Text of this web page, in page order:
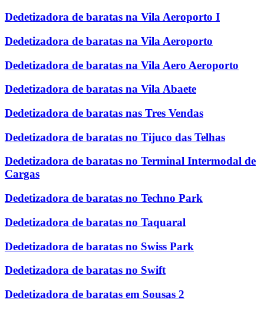
Dedetizadora de baratas na Vila Aeroporto I
Dedetizadora de baratas na Vila Aeroporto
Dedetizadora de baratas na Vila Aero Aeroporto
Dedetizadora de baratas na Vila Abaete
Dedetizadora de baratas nas Tres Vendas
Dedetizadora de baratas no Tijuco das Telhas
Dedetizadora de baratas no Terminal Intermodal de
Cargas
Dedetizadora de baratas no Techno Park
Dedetizadora de baratas no Taquaral
Dedetizadora de baratas no Swiss Park
Dedetizadora de baratas no Swift
Dedetizadora de baratas em Sousas 2